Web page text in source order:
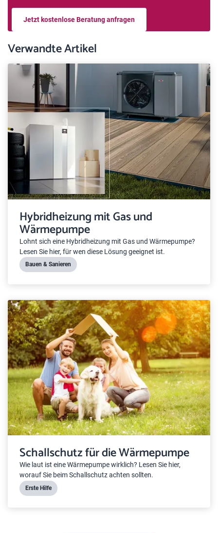
Jetzt kostenlose Beratung anfragen
Verwandte Artikel
Hybridheizung mit Gas und
Wärmepumpe
Lohnt sich eine Hybridheizung mit Gas und Wärmepumpe?
Lesen Sie hier, für wen diese Lösung geeignet ist.
Bauen & Sanieren
Schallschutz für die Wärmepumpe
Wie laut ist eine Wärmepumpe wirklich? Lesen Sie hier,
worauf Sie beim Schallschutz achten sollten.
Erste Hilfe